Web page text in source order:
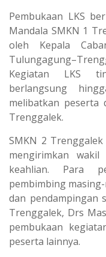
Pembukaan LKS
Mandala SMKN 1
oleh Kepala
Kegiatan LKS
berlangsung
melibatkan peserta
Trenggalek.
SMKN 2
mengirimkan
keahlian. Para
pembimbing
dan pendampingan
Trenggalek, Drs
pembukaan
peserta lainnya.